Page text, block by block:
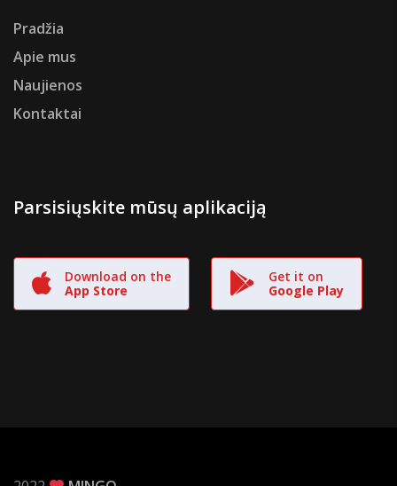
Pradžia
Apie mus
Naujienos
Kontaktai
Parsisiųskite mūsų aplikaciją
Download on the
App Store
Get it on
Google Play